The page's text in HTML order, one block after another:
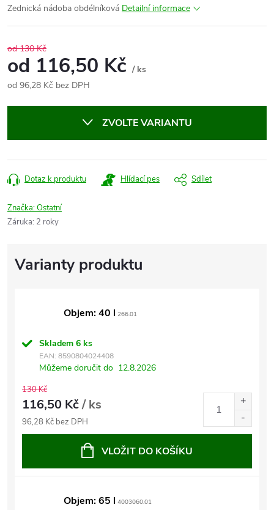
Zednická nádoba obdélníková Detailní informace
od 130 Kč
od 116,50 Kč / ks
od 96,28 Kč bez DPH
ZVOLTE VARIANTU
Dotaz k produktu Hlídací pes Sdílet
Značka:Ostatní
Záruka: 2 roky
Objem: 40 l 266.01
Skladem 6 ks
EAN: 8590804024408
Můžeme doručit do 12.8.2026
130 Kč
116,50 Kč/ ks
96,28 Kč bez DPH
VLOŽIT DO KOŠÍKU
Objem: 65 l 4003060.01